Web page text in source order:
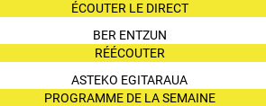
ÉCOUTER LE DIRECT
BER ENTZUN
RÉÉCOUTER
ASTEKO EGITARAUA
PROGRAMME DE LA SEMAINE